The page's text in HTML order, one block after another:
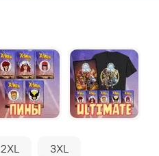
2XL 3XL